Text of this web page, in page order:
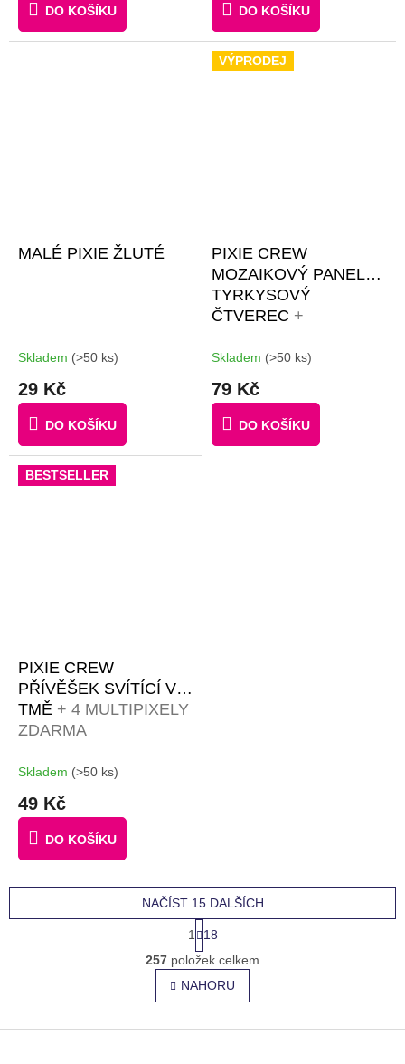
DO KOŠÍKU DO KOŠÍKU
MALÉ PIXIE ŽLUTÉ
Skladem (>50 ks)
29 Kč
DO KOŠÍKU
VÝPRODEJ
PIXIE CREW
MOZAIKOVÝ PANEL
TYRKYSOVÝ
ČTVEREC +
KREATIVNÍCH
NÁPADŮ + 4
MULTIPIXELY + 60
MALÝCH PIXELŮ
ZDARMA
Skladem (>50 ks)
79 Kč
DO KOŠÍKU
BESTSELLER
PIXIE CREW
PŘÍVĚŠEK SVÍTÍCÍ VE
TMĚ + 4 MULTIPIXELY
ZDARMA
Skladem (>50 ks)
49 Kč
DO KOŠÍKU
O
v
l
á
NAČÍST 15 DALŠÍCH
t
r
á
n
k
v
1
18
257 položek celkem
NAHORU